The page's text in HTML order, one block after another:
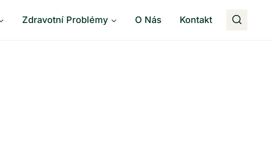
Zdravotní Problémy O Nás Kontakt